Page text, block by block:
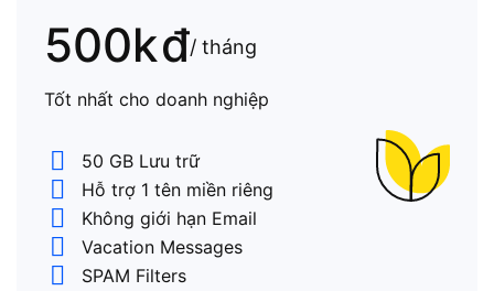
500kđ/ tháng
Tốt nhất cho doanh nghiệp
50 GB Lưu trữ
Hỗ trợ 1 tên miền riêng
Không giới hạn Email
Vacation Messages
SPAM Filters